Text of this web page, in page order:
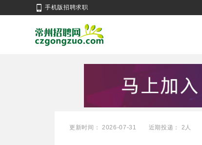
手机版招聘求职
近期投递： 2人
更新时间： 2026-07-31